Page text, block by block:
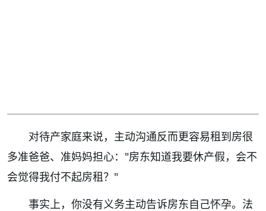
对待产家庭来说，主动沟通反而更容易租到房很
多准爸爸、准妈妈担心："房东知道我要休产假，会不
会觉得我付不起房租？"
事实上，你没有义务主动告诉房东自己怀孕。法